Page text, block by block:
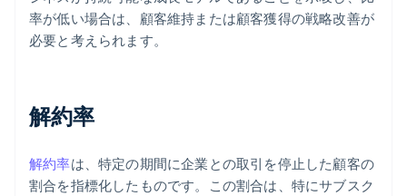
率が低い場合は、顧客維持または顧客獲得の戦略改善が
必要と考えられます。
解約率
解約率は、特定の期間に企業との取引を停止した顧客の
割合を指標化したものです。この割合は、特にサブスク